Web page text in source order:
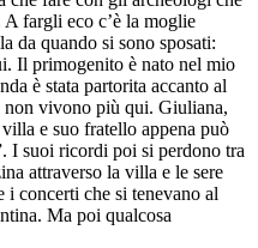
fargli eco c’è la moglie
da quando si sono sposati:
Il primogenito è nato nel mio
è stata partorita accanto al
vivono più qui. Giuliana,
e suo fratello appena può
I suoi ricordi poi si perdono tra
attraverso la villa e le sere
i concerti che si tenevano al
Ma poi qualcosa